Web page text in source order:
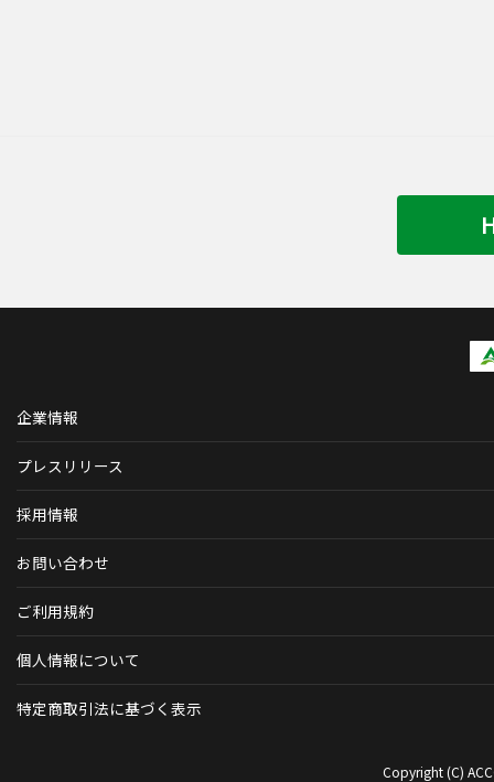
企業情報
プレスリリース
採用情報
お問い合わせ
ご利用規約
個人情報について
特定商取引法に基づく表示
Copyright (C)